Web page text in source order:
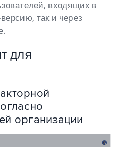
входящих в
так и через
для
организации